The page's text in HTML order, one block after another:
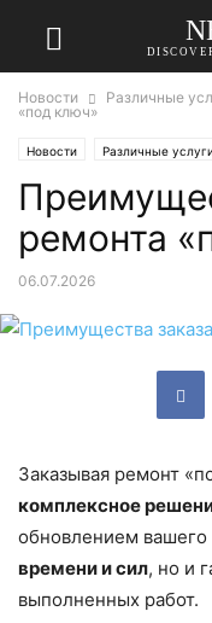
Новости Различные
«под ключ»
Новости Различные
ремонта
06.07.2026
Заказывая ремонт
комплексное
обновлением
времени и сил, но и
выполненных работ.